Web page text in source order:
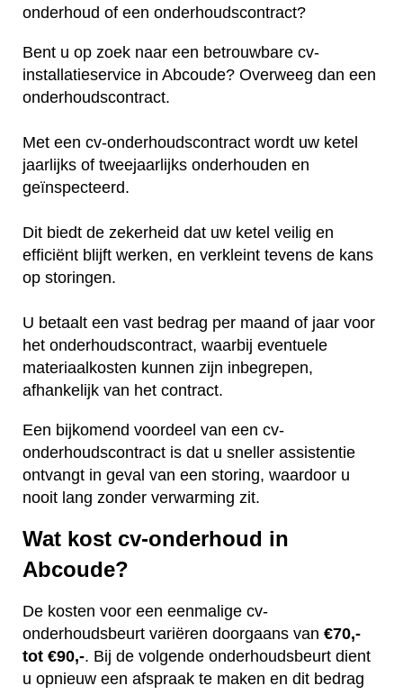
onderhoud of een onderhoudscontract?
Bent u op zoek naar een betrouwbare cv-
installatieservice in Abcoude? Overweeg dan een
onderhoudscontract.
Met een cv-onderhoudscontract wordt uw ketel
jaarlijks of tweejaarlijks onderhouden en
geïnspecteerd.
Dit biedt de zekerheid dat uw ketel veilig en
efficiënt blijft werken, en verkleint tevens de kans
op storingen.
U betaalt een vast bedrag per maand of jaar voor
het onderhoudscontract, waarbij eventuele
materiaalkosten kunnen zijn inbegrepen,
afhankelijk van het contract.
Een bijkomend voordeel van een cv-
onderhoudscontract is dat u sneller assistentie
ontvangt in geval van een storing, waardoor u
nooit lang zonder verwarming zit.
Wat kost cv-onderhoud in
Abcoude?
De kosten voor een eenmalige cv-
onderhoudsbeurt variëren doorgaans van €70,-
tot €90,-. Bij de volgende onderhoudsbeurt dient
u opnieuw een afspraak te maken en dit bedrag